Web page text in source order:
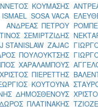
ΚΟΥΜΑΣΗΣ
ISMAEL SOSA VACA
ΑΝΔΡΕΑΣ ΠΕΤΡΟΥ
ΣΕΜΙΡΤΖΙΔΗΣ
STANISLAW ZAJAC
ΠΟΥΛΟΥΚΤΣΗΣ
ΧΑΡΑΛΑΜΠΟΥΣ
ΧΡΙΣΤΟΣ ΠΙΕΡΕΤΤΗΣ
ΚΟΥΤΟΥΝΑ
ΔΗΜΟΣΘΕΝΟΥΣ
ΠΛΑΤΙΝΑΚΗΣ